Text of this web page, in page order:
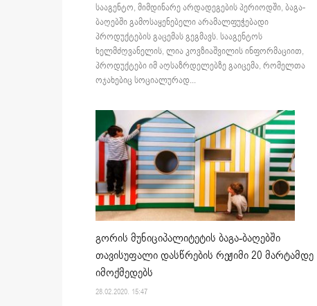
სააგენტო, მიმდინარე არდადეგების პერიოდში, ბაგა-
ბაღებში გამოსაყენებელი არამალფუჭებადი
პროდუქტების გაცემას გეგმავს. სააგენტოს
ხელმძღვანელის, ლია კოვზიაშვილის ინფორმაციით,
პროდუქტები იმ აღსაზრდელებზე გაიცემა, რომელთა
ოჯახებიც სოციალურად...
გორის მუნიციპალიტეტის ბაგა-ბაღებში
თავისუფალი დასწრების რეჟიმი 20 მარტამდე
იმოქმედებს
28.02.2020. 15:47